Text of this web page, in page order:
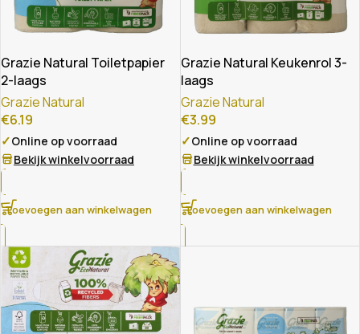
Grazie Natural Toiletpapier
2-laags
Grazie Natural
€6.19
✓Online op voorraad
Bekijk winkelvoorraad
Toevoegen aan winkelwagen
Grazie Natural Keukenrol 3-
laags
Grazie Natural
€3.99
✓Online op voorraad
Bekijk winkelvoorraad
Toevoegen aan winkelwagen